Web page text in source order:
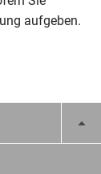
aufgeben.